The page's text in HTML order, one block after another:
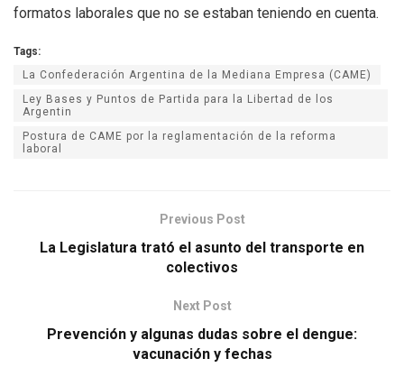
formatos laborales que no se estaban teniendo en cuenta.
Tags:
La Confederación Argentina de la Mediana Empresa (CAME)
Ley Bases y Puntos de Partida para la Libertad de los
Argentin
Postura de CAME por la reglamentación de la reforma
laboral
Previous Post
La Legislatura trató el asunto del transporte en
colectivos
Next Post
Prevención y algunas dudas sobre el dengue:
vacunación y fechas